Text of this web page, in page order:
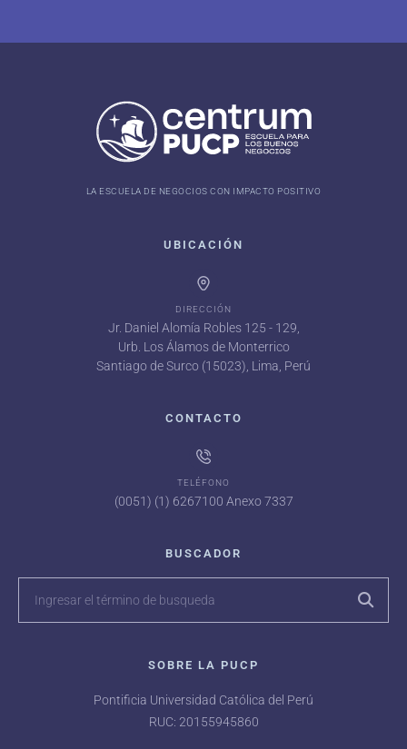
LA ESCUELA DE NEGOCIOS CON IMPACTO POSITIVO
UBICACIÓN
DIRECCIÓN
Jr. Daniel Alomía Robles 125 - 129,
Urb. Los Álamos de Monterrico
Santiago de Surco (15023), Lima, Perú
CONTACTO
TELÉFONO
(0051) (1) 6267100 Anexo 7337
BUSCADOR
SOBRE LA PUCP
Pontificia Universidad Católica del Perú
RUC: 20155945860